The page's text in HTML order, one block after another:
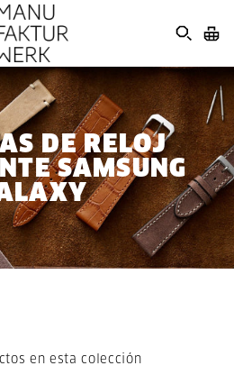
DE RELOJ
SAMSUNG
en esta colección